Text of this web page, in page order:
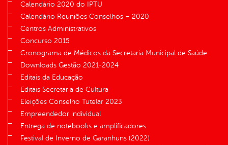
Calendário 2020 do IPTU
Calendário Reuniões Conselhos – 2020
Centros Administrativos
Concurso 2015
Cronograma de Médicos da Secretaria Municipal de Saúde
Downloads Gestão 2021-2024
Editais da Educação
Editais Secretaria de Cultura
Eleições Conselho Tutelar 2023
Empreendedor individual
Entrega de notebooks e amplificadores
Festival de Inverno de Garanhuns (2022)